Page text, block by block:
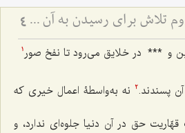
سرّ خلقت انسان و لزوم تلاش برای رسیدن به آن - تفاوت نگرش اولیا و دیگران به دنیا. 4
و *** در خلایق می‌رود تا نفخ صور 1
پسندند.2نه به‌واسطۀ اعمال خیری که
حق در آن دنیا جلوه‌ای ندارد، و